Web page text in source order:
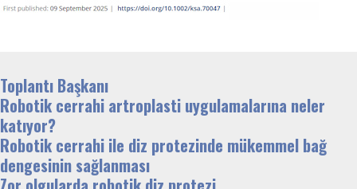
Toplantı Başkanı
Robotik cerrahi artroplasti uygulamalarına neler
katıyor?
Robotik cerrahi ile diz protezinde mükemmel bağ
dengesinin sağlanması